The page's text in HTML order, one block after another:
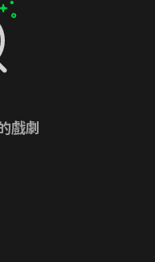
戲劇